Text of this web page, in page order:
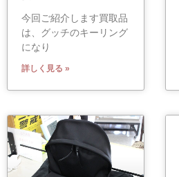
今回ご紹介します買取品
は、グッチのキーリング
になり
詳しく見る »